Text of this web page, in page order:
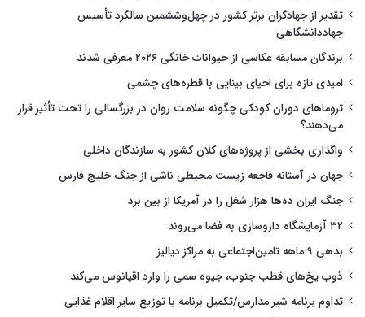
تقدیر از جهادگران برتر کشور در چهل‌وششمین سالگرد تأسیس
جهاددانشگاهی
برندگان مسابقه عکاسی از حیوانات خانگی ۲۰۲۶ معرفی شدند
امیدی تازه برای احیای بینایی با قطره‌های چشمی
تروماهای دوران کودکی چگونه سلامت روان در بزرگسالی را تحت تأثیر قرار
می‌دهند؟
واگذاری بخشی از پروژه‌های کلان کشور به سازندگان داخلی
جهان در آستانه فاجعه زیست محیطی ناشی از جنگ خلیج فارس
جنگ ایران ده‌ها هزار شغل را در آمریکا از بین برد
۳۲ آزمایشگاه داروسازی به فضا می‌روند
بدهی ۹ ماهه تامین‌اجتماعی به مراکز دیالیز
ذوب یخ‌های قطب جنوب، جیوه سمی را وارد اقیانوس می‌کند
تداوم برنامه شیر مدارس/تکمیل برنامه با توزیع سایر اقلام غذایی